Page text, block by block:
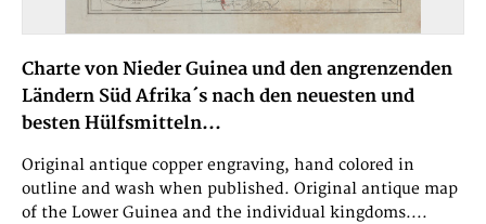
Charte von Nieder Guinea und den angrenzenden
Ländern Süd Afrika´s nach den neuesten und
besten Hülfsmitteln...
Original antique copper engraving, hand colored in
outline and wash when published. Original antique map
of the Lower Guinea and the individual kingdoms....